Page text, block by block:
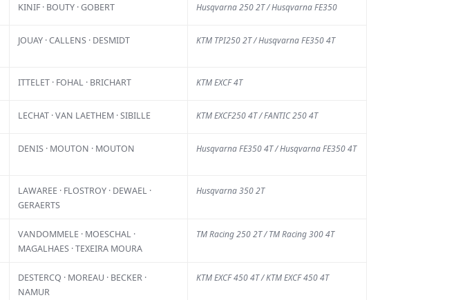
KINIF · BOUTY · GOBERT Husqvarna 250 2T / Husqvarna FE350
JOUAY · CALLENS · DESMIDT KTM TPI250 2T / Husqvarna FE350 4T
ITTELET · FOHAL · BRICHART KTM EXCF 4T
LECHAT · VAN LAETHEM · SIBILLE KTM EXCF250 4T / FANTIC 250 4T
DENIS · MOUTON · MOUTON Husqvarna FE350 4T / Husqvarna FE350 4T
LAWAREE · FLOSTROY · DEWAEL ·
GERAERTS
Husqvarna 350 2T
VANDOMMELE · MOESCHAL ·
MAGALHAES · TEXEIRA MOURA
TM Racing 250 2T / TM Racing 300 4T
DESTERCQ · MOREAU · BECKER ·
NAMUR
KTM EXCF 450 4T / KTM EXCF 450 4T
pilotes
courses
français
de
au
Plus d'actu